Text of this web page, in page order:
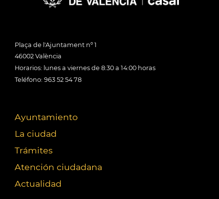
Plaça de l'Ajuntament nº 1
46002 València
Horarios: lunes a viernes de 8:30 a 14:00 horas
Teléfono: 963 52 54 78
Ayuntamiento
La ciudad
Trámites
Atención ciudadana
Actualidad